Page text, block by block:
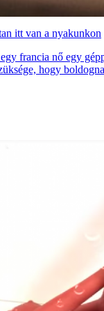
itt van a nyakunkon
francia nő egy
hogy